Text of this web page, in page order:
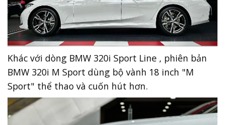
Khác với dòng BMW 320i Sport Line , phiên bản
BMW 320i M Sport dùng bộ vành 18 inch "M
Sport" thể thao và cuốn hút hơn.